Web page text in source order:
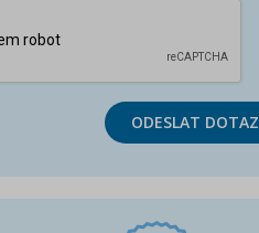
ODESLAT DOTAZ